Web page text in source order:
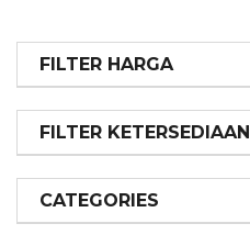
FILTER HARGA
FILTER KETERSEDIAAN
CATEGORIES